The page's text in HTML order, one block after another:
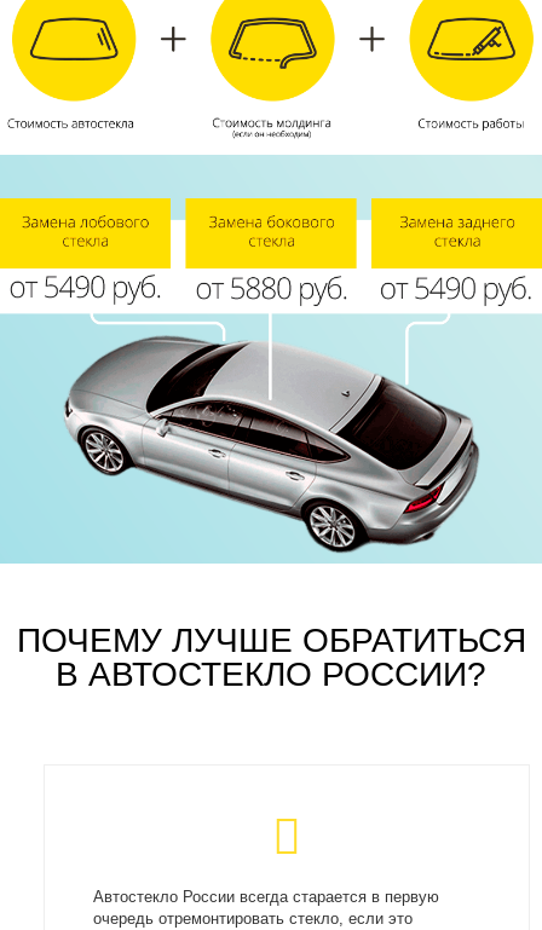
ПОЧЕМУ ЛУЧШЕ ОБРАТИТЬСЯ
В АВТОСТЕКЛО РОССИИ?
Автостекло России всегда старается в первую
очередь отремонтировать стекло, если это